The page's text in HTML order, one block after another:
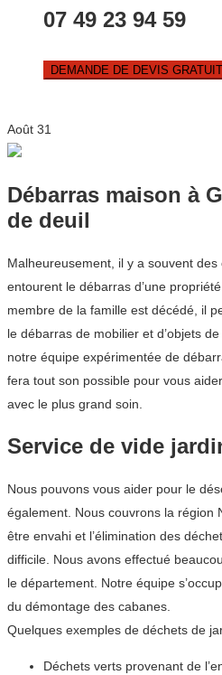
07 49 23 94 59
DEMANDE DE DEVIS GRATUIT
Août 31
Débarras maison à
de deuil
Malheureusement, il y a souvent
entourent le débarras d’une
membre de la famille est décédé, il
le débarras de mobilier et d’objets
notre équipe expérimentée de
fera tout son possible pour vous
avec le plus grand soin.
Service de vide
Nous pouvons vous aider pour le
également. Nous couvrons la région
être envahi et l’élimination des
difficile. Nous avons effectué
le département. Notre équipe
du démontage des cabanes.
Quelques exemples de déchets de
Déchets verts provenant de